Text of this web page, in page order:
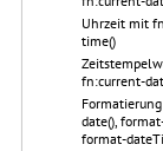
Uhrzeit mit
time()
fn:current-
date(),
format-